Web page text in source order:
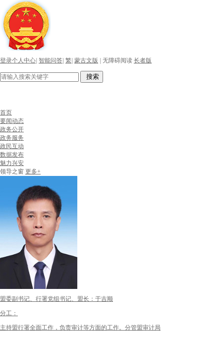
登录个人中心 智能问答 繁 蒙古文版 无障碍阅读 长者版
搜索
首页
要闻动态
政务公开
政务服务
政民互动
数据发布
魅力兴安
领导之窗 更多+
盟委副书记、行署党组书记、盟长：于吉顺
分工：
主持盟行署全面工作，负责审计等方面的工作。分管盟审计局